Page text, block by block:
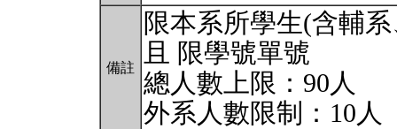
備註
限本系所學生(含輔
且 限學號單號
總人數上限：90人
外系人數限制：10人